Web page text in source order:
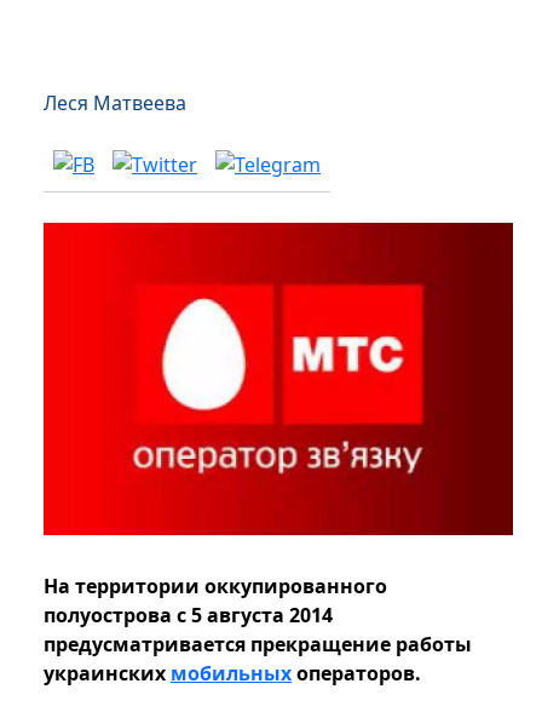
Леся Матвеева
На территории оккупированного
полуострова с 5 августа 2014
предусматривается прекращение работы
украинских мобильныхоператоров.